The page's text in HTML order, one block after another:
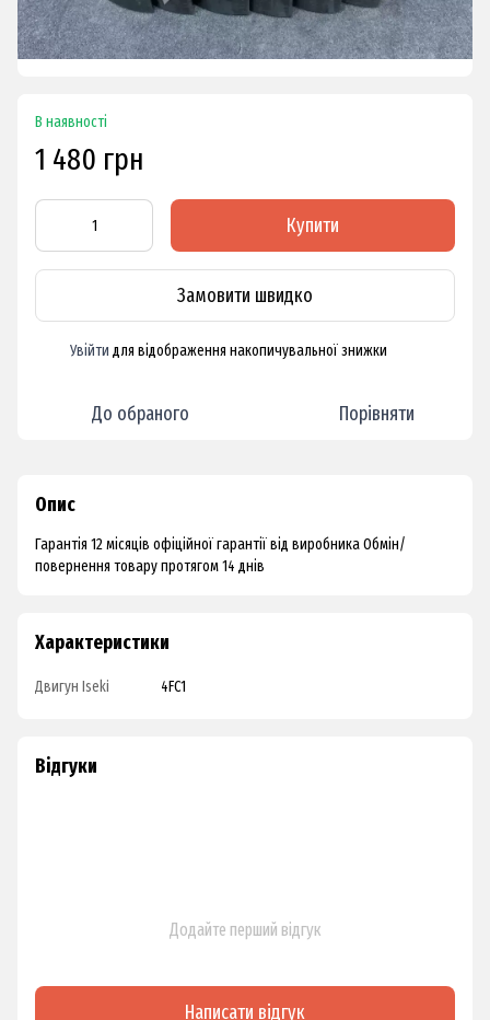
В наявності
1 480 грн
Купити
Замовити швидко
Увійти для відображення накопичувальної знижки
До обраного Порівняти
Опис
Гарантія 12 місяців офіційної гарантії від виробника Обмін/
повернення товару протягом 14 днів
Характеристики
Двигун Iseki 4FC1
Відгуки
Додайте перший відгук
Написати відгук